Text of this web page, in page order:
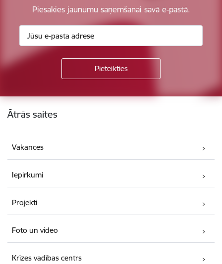
Piesakies jaunumu saņemšanai savā e-pastā.
Kājene
Ātrās saites
Vakances
Iepirkumi
Projekti
Foto un video
Krīzes vadības centrs